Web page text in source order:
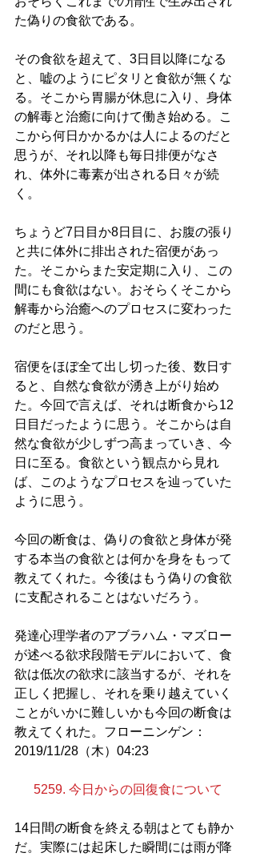
た偽りの食欲である。
その食欲を超えて、3日目以降になる
と、嘘のようにピタリと食欲が無くな
る。そこから胃腸が休息に入り、身体
の解毒と治癒に向けて働き始める。こ
こから何日かかるかは人によるのだと
思うが、それ以降も毎日排便がなさ
れ、体外に毒素が出される日々が続
く。
ちょうど7日目か8日目に、お腹の張り
と共に体外に排出された宿便があっ
た。そこからまた安定期に入り、この
間にも食欲はない。おそらくそこから
解毒から治癒へのプロセスに変わった
のだと思う。
宿便をほぼ全て出し切った後、数日す
ると、自然な食欲が湧き上がり始め
た。今回で言えば、それは断食から12
日目だったように思う。そこからは自
然な食欲が少しずつ高まっていき、今
日に至る。食欲という観点から見れ
ば、このようなプロセスを辿っていた
ように思う。
今回の断食は、偽りの食欲と身体が発
する本当の食欲とは何かを身をもって
教えてくれた。今後はもう偽りの食欲
に支配されることはないだろう。
発達心理学者のアブラハム・マズロー
が述べる欲求段階モデルにおいて、食
欲は低次の欲求に該当するが、それを
正しく把握し、それを乗り越えていく
ことがいかに難しいかも今回の断食は
教えてくれた。フローニンゲン：
2019/11/28（木）04:23
5259. 今日からの回復食について
14日間の断食を終える朝はとても静か
だ。実際には起床した瞬間には雨が降